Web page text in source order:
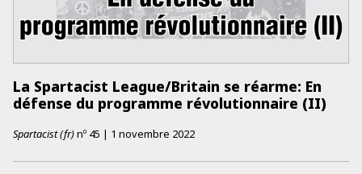
La Spartacist League/Britain se réarme: En
défense du programme révolutionnaire (II)
Spartacist (fr)nº 45 | 1 novembre 2022